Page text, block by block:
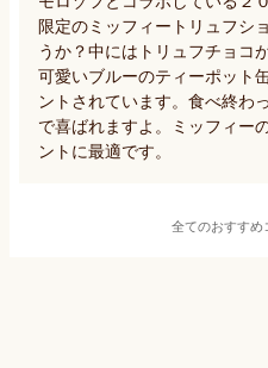
限定のミッフィートリュフシ
うか？中にはトリュフチョコ
可愛いブルーのティーポット
ントされています。食べ終わ
で喜ばれますよ。ミッフィー
ントに最適です。
全てのおすすめ